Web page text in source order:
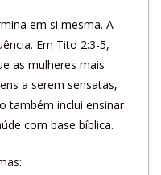
em si mesma. A
Em Tito 2:3-5,
as mulheres mais
a serem sensatas,
também inclui ensinar
com base bíblica.